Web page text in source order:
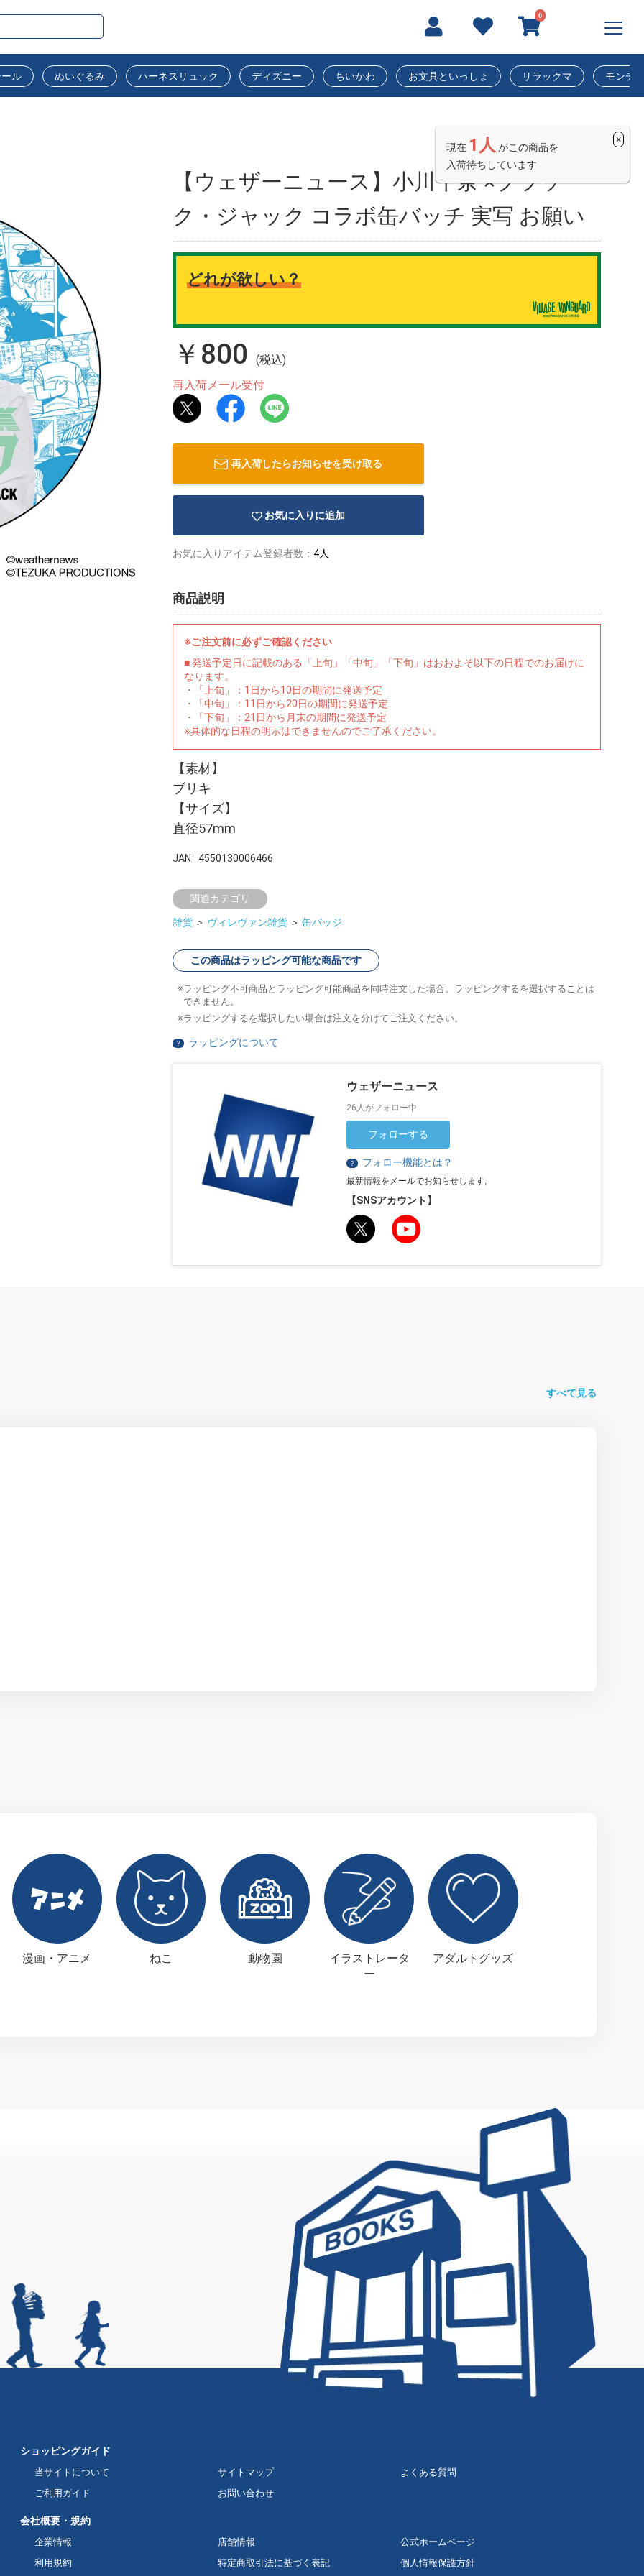
0
ル ぬいぐるみ ハーネスリュック ディズニー ちいかわ お文具といっしょ リラックマ モンチ
現在 1人 がこの商品を
入荷待ちしています
×
【ウェザーニュース】小川千奈 ×ブラッ
ク・ジャック コラボ缶バッチ 実写 お願い
どれが欲しい？
￥800
(税込)
再入荷メール受付
再入荷したらお知らせを受け取る
お気に入りに追加
お気に入りアイテム登録者数： 4人
商品説明
※ご注文前に必ずご確認ください
■ 発送予定日に記載のある「上旬」「中旬」「下旬」はおおよそ以下の日程でのお届けに
なります。
・「上旬」：1日から10日の期間に発送予定
・「中旬」：11日から20日の期間に発送予定
・「下旬」：21日から月末の期間に発送予定
※具体的な日程の明示はできませんのでご了承ください。
【素材】
ブリキ
【サイズ】
直径57mm
JAN 4550130006466
関連カテゴリ
雑貨 ＞ ヴィレヴァン雑貨 ＞ 缶バッジ
この商品はラッピング可能な商品です
ラッピング不可商品とラッピング可能商品を同時注文した場合、ラッピングするを選択することは
できません。
ラッピングするを選択したい場合は注文を分けてご注文ください。
？ ラッピングについて
ウェザーニュース
26人がフォロー中
フォローする
？ フォロー機能とは？
最新情報をメールでお知らせします。
【SNSアカウント】
すべて見る
漫画・アニメ ねこ 動物園
イラストレータ
ー
アダルトグッズ
ショッピングガイド
当サイトについて サイトマップ
よくある質問
ご利用ガイド
お問い合わせ
会社概要・規約
企業情報 店舗情報
公式ホームページ
利用規約
特定商取引法に基づく表記 個人情報保護方針